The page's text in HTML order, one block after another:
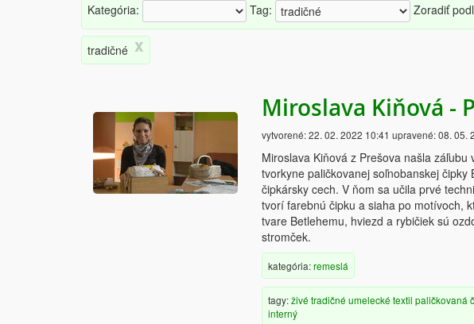
Kategória: Tag: Zoradiť
tradičné x
Miroslava Kiňová -
vytvorené:22. 02. 2022 10:41 upravené:08. 05.
Miroslava Kiňová z Prešova našla
tvorkyne paličkovanej soľnobanskej
čipkársky cech. V ňom sa učila prvé
tvorí farebnú čipku a siaha po motívoch,
tvare Betlehemu, hviezd a rybičiek sú
stromček.
kategória:remeslá
tagy:živé tradičné umelecké textil paličkovaná
interný